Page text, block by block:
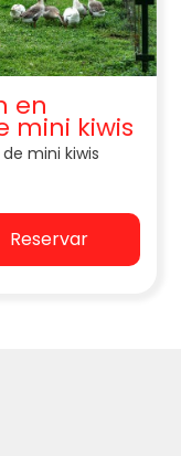
en
mini kiwis
mini kiwis
Reservar